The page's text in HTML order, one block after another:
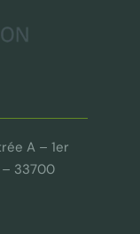
A – 1er
– 33700